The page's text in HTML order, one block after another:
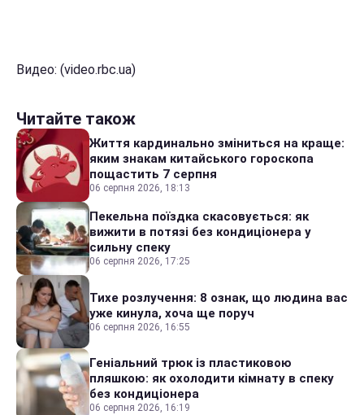
Видео: (video.rbc.ua)
Читайте також
Життя кардинально зміниться на краще:
яким знакам китайського гороскопа
пощастить 7 серпня
06 серпня 2026, 18:13
Пекельна поїздка скасовується: як
вижити в потязі без кондиціонера у
сильну спеку
06 серпня 2026, 17:25
Тихе розлучення: 8 ознак, що людина вас
уже кинула, хоча ще поруч
06 серпня 2026, 16:55
Геніальний трюк із пластиковою
пляшкою: як охолодити кімнату в спеку
без кондиціонера
06 серпня 2026, 16:19